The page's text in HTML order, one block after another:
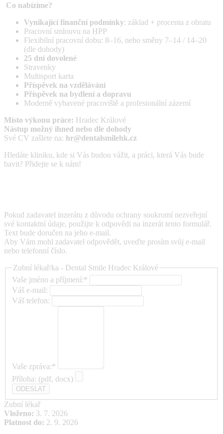
Co nabízíme?
Vynikající finanční podmínky: základ + procenta z obratu
Pracovní smlouvu na HPP
Flexibilní pracovní dobu: 8–16, nebo směny 7–14 / 14–20
(dle dohody)
25 dní dovolené
Stravenky
Multisport karta
Příspěvek na vzdělávání
Příspěvek na bydlení a dopravu
Moderně vybavené pracoviště a profesionální zázemí
Místo výkonu práce: Hradec Králové
Nástup možný ihned nebo dle dohody
Své CV zašlete na: hr@dentalsmilehk.cz
Hledáte kliniku, kde si Vás budou vážit, a práci, která Vás bude
bavit? Přidejte se k nám!
Pokud zadavatel inzerátu z důvodu ochrany soukromí nezveřejní
své kontaktní údaje, použijte k odpovědi na inzerát tento formulář.
Text bude doručen na jeho e-mail.
Aby Vám mohl zadavatel odpovědět, uveďte prosím svůj e-mail
nebo telefonní číslo.
Zubní lékař/ka - Dental Smile Hradec Králové
Vaše jméno a příjmení:*
Váš e-mail:
Váš telefon:
Vaše zpráva:*
Příloha: (pdf, docx)
Zubní lékař
Vloženo: 3. 7. 2026
Platnost do: 2. 9. 2026